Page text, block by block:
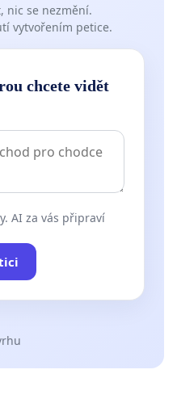
nic se nezmění.
vytvořením petice.
chcete vidět
AI za vás připraví